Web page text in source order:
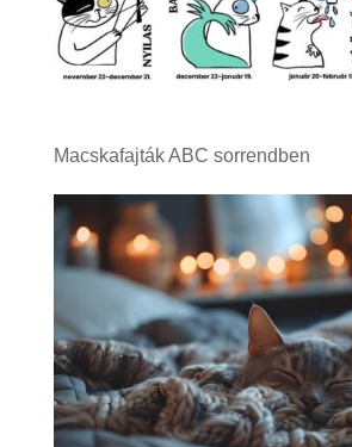
Macskafajták ABC sorrendben